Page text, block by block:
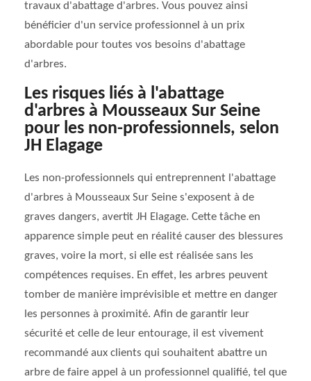
travaux d'abattage d'arbres. Vous pouvez ainsi
bénéficier d'un service professionnel à un prix
abordable pour toutes vos besoins d'abattage
d'arbres.
Les risques liés à l'abattage
d'arbres à Mousseaux Sur Seine
pour les non-professionnels, selon
JH Elagage
Les non-professionnels qui entreprennent l'abattage
d'arbres à Mousseaux Sur Seine s'exposent à de
graves dangers, avertit JH Elagage. Cette tâche en
apparence simple peut en réalité causer des blessures
graves, voire la mort, si elle est réalisée sans les
compétences requises. En effet, les arbres peuvent
tomber de manière imprévisible et mettre en danger
les personnes à proximité. Afin de garantir leur
sécurité et celle de leur entourage, il est vivement
recommandé aux clients qui souhaitent abattre un
arbre de faire appel à un professionnel qualifié, tel que